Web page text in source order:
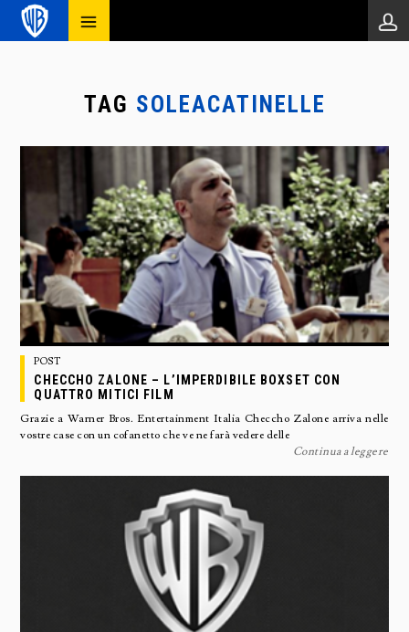
TAG SOLEACATINELLE
POST
CHECCHO ZALONE – L’IMPERDIBILE BOXSET CON
QUATTRO MITICI FILM
Grazie a Warner Bros. Entertainment Italia Checcho Zalone arriva nelle
vostre case con un cofanetto che ve ne farà vedere delle
Continua a leggere